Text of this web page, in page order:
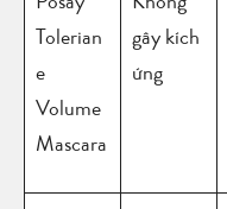
Tolerian
e
Volume
Mascara
gây kích
ứng